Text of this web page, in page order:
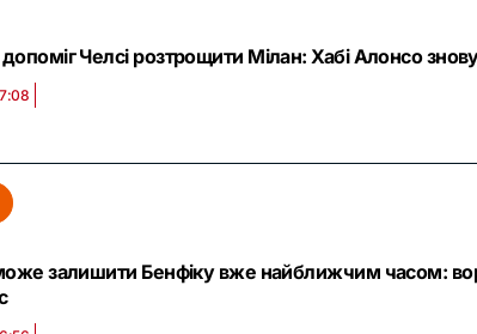
Челсі розтрощити Мілан: Хабі Алонсо
залишити Бенфіку вже найближчим часом: